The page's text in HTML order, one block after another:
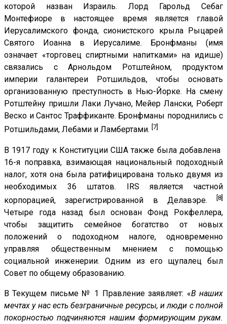
которой назван Израиль. Лорд Гарольд Себаг
Монтефиоре в настоящее время является главой
Иерусалимского фонда, сионистского крыла Рыцарей
Святого Иоанна в Иерусалиме. Бронфманы (имя
означает «торговец спиртными напитками» на идише)
связались с Арнольдом Ротштейном, продуктом
империи галантереи Ротшильдов, чтобы основать
организованную преступность в Нью-Йорке. На смену
Ротштейну пришли Лаки Лучано, Мейер Лански, Роберт
Веско и Сантос Траффиканте. Бронфманы породнились с
Ротшильдами, Лебами и Ламбертами. [7]
В 1917 году к Конституции США также была добавлена ​​
16-я поправка, взимающая национальный подоходный
налог, хотя она была ратифицирована только двумя из
необходимых 36 штатов. IRS является частной
корпорацией, зарегистрированной в Делавэре.
[8]
Четыре года назад был основан Фонд Рокфеллера,
чтобы защитить семейное богатство от новых
положений о подоходном налоге, одновременно
управляя общественным мнением с помощью
социальной инженерии. Одним из его щупалец был
Совет по общему образованию.
В Текущем письме № 1 Правление заявляет: «В наших
мечтах у нас есть безграничные ресурсы, и люди с полной
покорностью подчиняются нашим формирующим рукам.